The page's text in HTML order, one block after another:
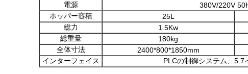
電源
380V/220V
ホッパー容積
25L
総力
1.5Kw
総重量
180kg
全体寸法
2400*800*1850mm
インターフェイス
PLCの制御システム、5.7